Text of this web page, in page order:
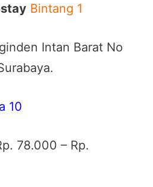
Bintang 1
Intan Barat No
10
78.000 – Rp.